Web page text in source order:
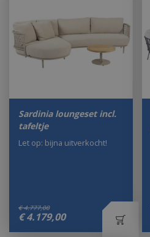
Sardinia loungeset incl.
tafeltje
€ 4.777,00
€ 4.179,00
Let op: bijna uitverkocht!